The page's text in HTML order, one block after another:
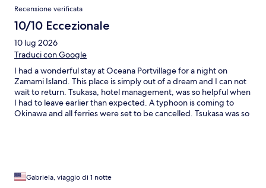
Recensione verificata
10/10 Eccezionale
10 lug 2026
Traduci con Google
I had a wonderful stay at Oceana Portvillage for a night on
Zamami Island. This place is simply out of a dream and I can not
wait to return. Tsukasa, hotel management, was so helpful when
I had to leave earlier than expected. A typhoon is coming to
Okinawa and all ferries were set to be cancelled. Tsukasa was so
Gabriela, viaggio di 1 notte